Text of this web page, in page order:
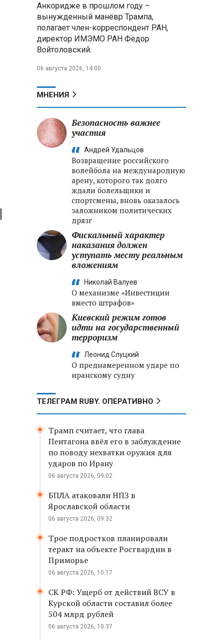
Анкоридже в прошлом году –
вынужденный манёвр Трампа,
полагает член-корреспондент РАН,
директор ИМЭМО РАН Фёдор
Войтоловский.
06 августа 2026, 14:00
МНЕНИЯ
Безопасность важнее
участия
Андрей Удальцов
Возвращение российского
волейбола на международную
арену, которого так долго
ждали болельщики и
спортсмены, вновь оказалось
заложником политических
дрязг
Фискальный характер
наказания должен
уступать месту реальным
вложениям
Николай Валуев
О механизме «Инвестиции
вместо штрафов»
Киевский режим готов
идти на государственный
терроризм
Леонид Слуцкий
О преднамеренном ударе по
иранскому судну
ТЕЛЕГРАМ RUBY. ОПЕРАТИВНО
Трамп считает, что глава
Пентагона ввёл его в заблуждение
по поводу нехватки оружия для
ударов по Ирану
06 августа 2026, 09:02
БПЛА атаковали НПЗ в
Ярославской области
06 августа 2026, 09:32
Трое подростков планировали
теракт на объекте Росгвардии в
Приморье
06 августа 2026, 10:17
СК РФ: Ущерб от действий ВСУ в
Курской области составил более
504 млрд рублей
06 августа 2026, 10:37